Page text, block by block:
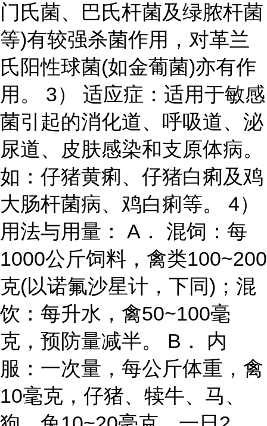
门氏菌、巴氏杆菌及绿脓杆菌
等)有较强杀菌作用，对革兰
氏阳性球菌(如金葡菌)亦有作
用。 3） 适应症：适用于敏感
菌引起的消化道、呼吸道、泌
尿道、皮肤感染和支原体病。
如：仔猪黄痢、仔猪白痢及鸡
大肠杆菌病、鸡白痢等。 4）
用法与用量： A． 混饲：每
1000公斤饲料，禽类100~200
克(以诺氟沙星计，下同)；混
饮：每升水，禽50~100毫
克，预防量减半。 B． 内
服：一次量，每公斤体重，禽
10毫克，仔猪、犊牛、马、